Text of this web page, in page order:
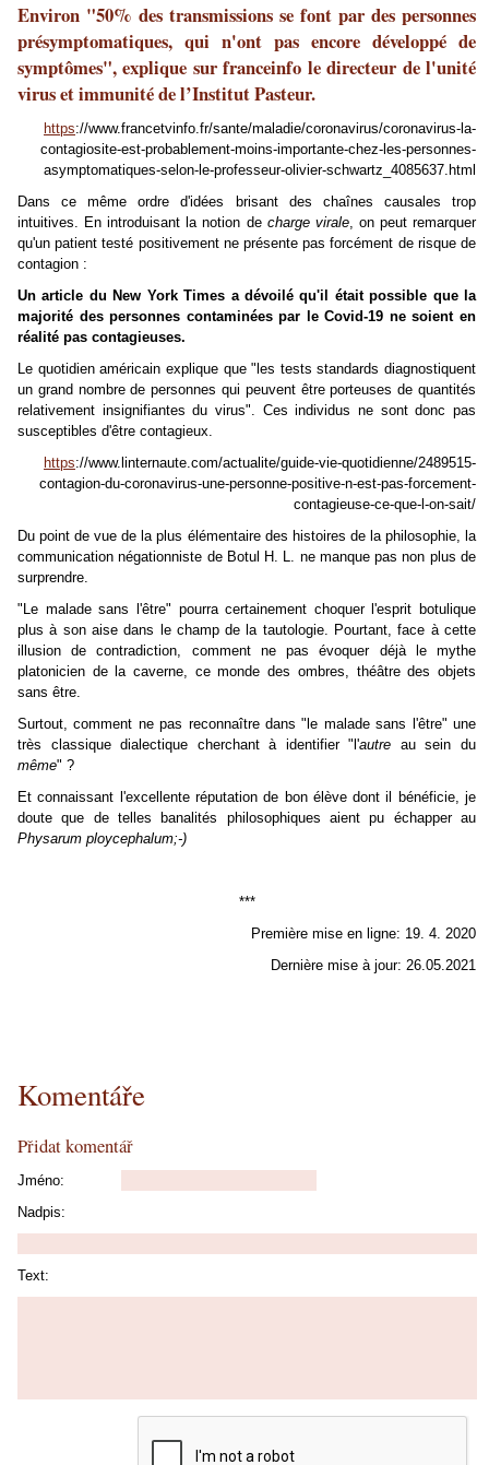
Environ "50% des transmissions se font par des personnes
présymptomatiques, qui n'ont pas encore développé de
symptômes", explique sur franceinfo le directeur de l'unité
virus et immunité de l’Institut Pasteur.
https://www.francetvinfo.fr/sante/maladie/coronavirus/coronavirus-la-
contagiosite-est-probablement-moins-importante-chez-les-personnes-
asymptomatiques-selon-le-professeur-olivier-schwartz_4085637.html
Dans ce même ordre d'idées brisant des chaînes causales trop
intuitives. En introduisant la notion de charge virale, on peut remarquer
qu'un patient testé positivement ne présente pas forcément de risque de
contagion :
Un article du New York Times a dévoilé qu'il était possible que la
majorité des personnes contaminées par le Covid-19 ne soient en
réalité pas contagieuses.
Le quotidien américain explique que "les tests standards diagnostiquent
un grand nombre de personnes qui peuvent être porteuses de quantités
relativement insignifiantes du virus". Ces individus ne sont donc pas
susceptibles d'être contagieux.
https://www.linternaute.com/actualite/guide-vie-quotidienne/2489515-
contagion-du-coronavirus-une-personne-positive-n-est-pas-forcement-
contagieuse-ce-que-l-on-sait/
Du point de vue de la plus élémentaire des histoires de la philosophie, la
communication négationniste de Botul H. L. ne manque pas non plus de
surprendre.
"Le malade sans l'être" pourra certainement choquer l'esprit botulique
plus à son aise dans le champ de la tautologie. Pourtant, face à cette
illusion de contradiction, comment ne pas évoquer déjà le mythe
platonicien de la caverne, ce monde des ombres, théâtre des objets
sans être.
Surtout, comment ne pas reconnaître dans "le malade sans l'être" une
très classique dialectique cherchant à identifier "l'autre au sein du
même" ?
Et connaissant l'excellente réputation de bon élève dont il bénéficie, je
doute que de telles banalités philosophiques aient pu échapper au
Physarum ploycephalum;-)
***
Première mise en ligne: 19. 4. 2020
Dernière mise à jour: 26.05.2021
Komentáře
Přidat komentář
Jméno:
Nadpis:
Text: